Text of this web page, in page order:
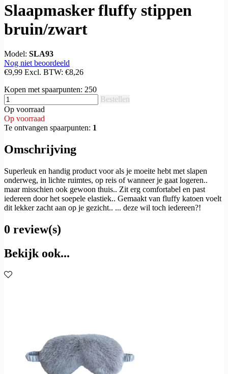
Slaapmasker fluffy stippen
bruin/zwart
Model: SLA93
Nog niet beoordeeld
€9,99 Excl. BTW: €8,26
Kopen met spaarpunten: 250
Bestellen
Op voorraad
Op voorraad
Te ontvangen spaarpunten: 1
Omschrijving
Superleuk en handig product voor als je moeite hebt met slapen
onderweg, in lichte ruimtes, op reis of wanneer je gaat logeren..
maar misschien ook gewoon thuis.. Zit erg comfortabel en past
iedereen door het soepele elastiek.. Gemaakt van fluffy katoen voelt
dit lekker zacht aan op je gezicht.. ... deze wil toch iedereen?!
0 review(s)
Bekijk ook...